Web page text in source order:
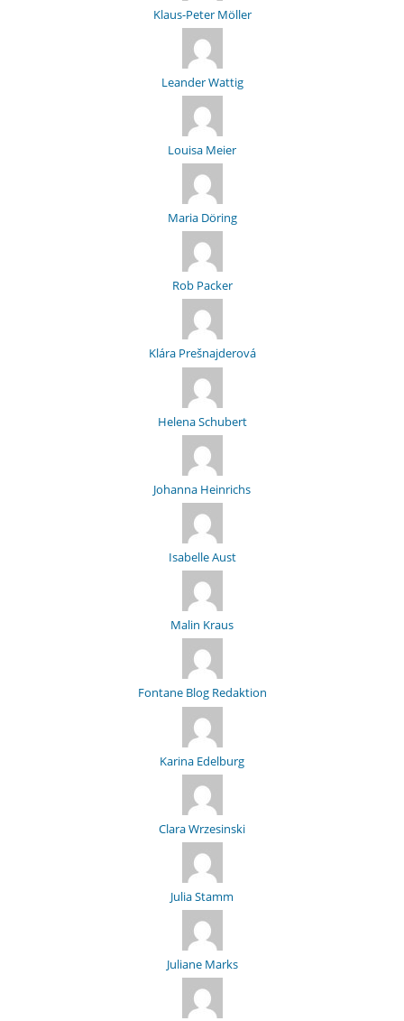
Klaus-Peter Möller
Leander Wattig
Louisa Meier
Maria Döring
Rob Packer
Klára Prešnajderová
Helena Schubert
Johanna Heinrichs
Isabelle Aust
Malin Kraus
Fontane Blog Redaktion
Karina Edelburg
Clara Wrzesinski
Julia Stamm
Juliane Marks